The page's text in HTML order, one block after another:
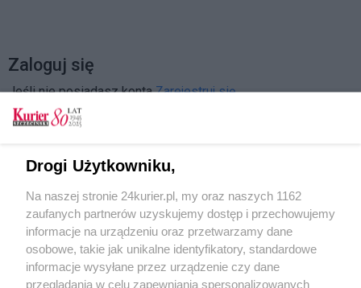
Zaloguj się
Jeśli nie posiadasz kontaZarejestruj się
Zapamiętać?
Drogi Użytkowniku,
Na naszej stronie 24kurier.pl, my oraz naszych 1162
zaufanych partnerów uzyskujemy dostęp i przechowujemy
informacje na urządzeniu oraz przetwarzamy dane
osobowe, takie jak unikalne identyfikatory, standardowe
informacje wysyłane przez urządzenie czy dane
przeglądania w celu zapewniania spersonalizowanych